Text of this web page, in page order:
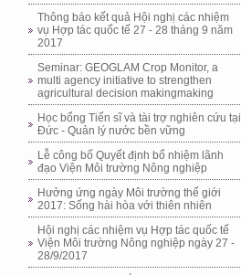
Thông báo kết quả Hội nghị các nhiệm
vụ Hợp tác quốc tế 27 - 28 tháng 9 năm
2017
Seminar: GEOGLAM Crop Monitor, a
multi agency initiative to strengthen
agricultural decision makingmaking
Học bổng Tiến sĩ và tài trợ nghiên cứu tại
Đức - Quản lý nước bền vững
Lễ công bố Quyết định bổ nhiệm lãnh
đạo Viện Môi trường Nông nghiệp
Hưởng ứng ngày Môi trường thế giới
2017: Sống hài hòa với thiên nhiên
Hội nghị các nhiệm vụ Hợp tác quốc tế
Viện Môi trường Nông nghiệp ngày 27 -
28/9/2017